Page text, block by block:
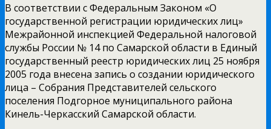
В соответствии с Федеральным Законом «О
государственной регистрации юридических лиц»
Межрайонной инспекцией Федеральной налоговой
службы России № 14 по Самарской области в Единый
государственный реестр юридических лиц 25 ноября
2005 года внесена запись о создании юридического
лица – Собрания Представителей сельского
поселения Подгорное муниципального района
Кинель-Черкасский Самарской области.